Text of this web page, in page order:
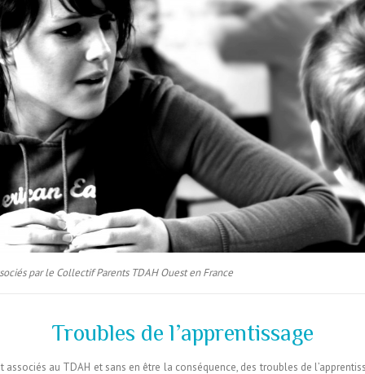
par le Collectif Parents TDAH Ouest en France
Troubles de l’apprentissage
associés au TDAH et sans en être la conséquence, des troubles de